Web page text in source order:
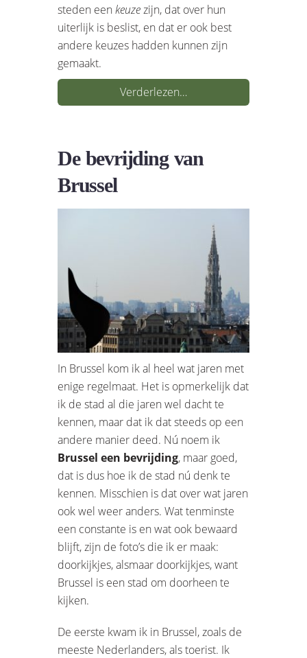
steden eenkeuzezijn, dat over hun
uiterlijk is beslist, en dat er ook best
andere keuzes hadden kunnen zijn
gemaakt.
Verderlezen…
De bevrijding van
Brussel
In Brussel kom ik al heel wat jaren met
enige regelmaat. Het is opmerkelijk dat
ik de stad al die jaren wel dacht te
kennen, maar dat ik dat steeds op een
andere manier deed. Nú noem ik
Brussel een bevrijding, maar goed,
dat is dus hoe ik de stad nú denk te
kennen. Misschien is dat over wat jaren
ook wel weer anders. Wat tenminste
een constante is en wat ook bewaard
blijft, zijn de foto’s die ik er maak:
doorkijkjes, alsmaar doorkijkjes, want
Brussel is een stad om doorheen te
kijken.
De eerste kwam ik in Brussel, zoals de
meeste Nederlanders, als toerist. Ik